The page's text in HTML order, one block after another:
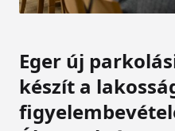
Eger új
készít a